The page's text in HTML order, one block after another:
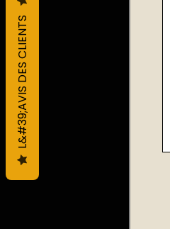
L&#39;AVIS DES CLIENTS